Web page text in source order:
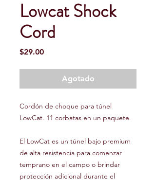
Lowcat Shock
Cord
$29.00Precio
Agotado
Cordón de choque para túnel
LowCat. 11 corbatas en un paquete.
El LowCat es un túnel bajo premium
de alta resistencia para comenzar
temprano en el campo o brindar
protección adicional durante el